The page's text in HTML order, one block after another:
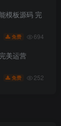
模板源码 完
免费 694
美运营
免费 252